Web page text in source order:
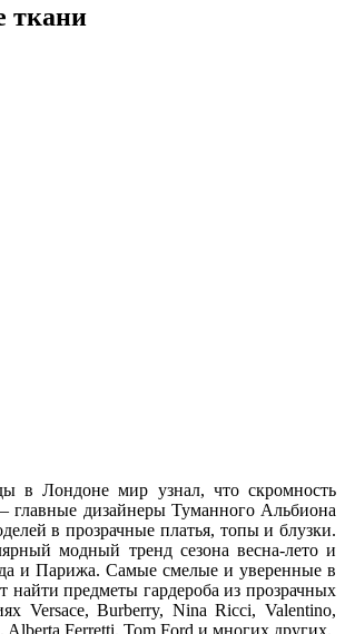
ткани
в Лондоне мир узнал, что скромность
дизайнеры Туманного Альбиона
в прозрачные платья, топы и блузки.
модный тренд сезона весна-лето и
и Парижа. Самые смелые и уверенные в
найти предметы гардероба из прозрачных
Versace, Burberry, Nina Ricci, Valentino,